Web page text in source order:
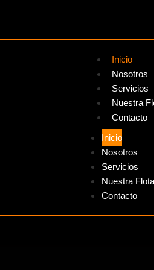
Inicio
Nosotros
Servicios
Nuestra
Contacto
Inicio
Nosotros
Servicios
Nuestra Flota
Contacto